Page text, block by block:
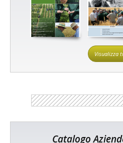
Visualizza
Catalogo